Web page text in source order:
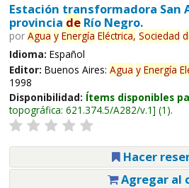
Estación transformadora San
provincia deRío Negro.
por Agua y Energía Eléctrica, Sociedad
Idioma: Español
Editor: Buenos Aires: Agua y Energía
1998
Disponibilidad: Ítems disponibles
topográfica: 621.374.5/A282/v.1 (1).
Hacer
Agregar al